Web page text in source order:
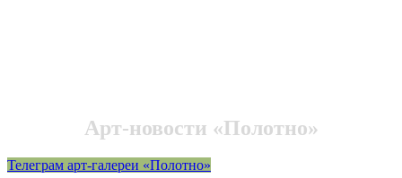
Арт-новости «Полотно»
Телеграм арт-галереи «Полотно»